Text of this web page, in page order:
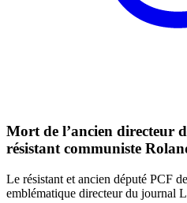
Mort de l’ancien directeur
résistant communiste
Le résistant et ancien député PCF
emblématique directeur du journal